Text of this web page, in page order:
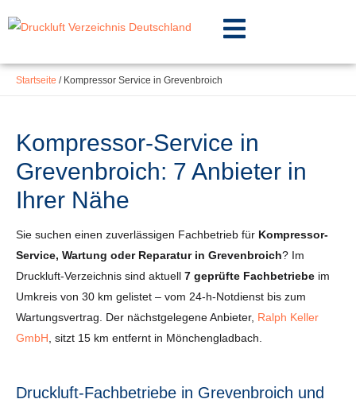
springen
Inhalt
Startseite / Kompressor Service in Grevenbroich
Kompressor-Service in
Grevenbroich: 7 Anbieter in
Ihrer Nähe
Sie suchen einen zuverlässigen Fachbetrieb für Kompressor-
Service, Wartung oder Reparatur in Grevenbroich? Im
Druckluft-Verzeichnis sind aktuell 7 geprüfte Fachbetriebe im
Umkreis von 30 km gelistet – vom 24-h-Notdienst bis zum
Wartungsvertrag. Der nächstgelegene Anbieter, Ralph Keller
GmbH , sitzt 15 km entfernt in Mönchengladbach.
Druckluft-Fachbetriebe in Grevenbroich und